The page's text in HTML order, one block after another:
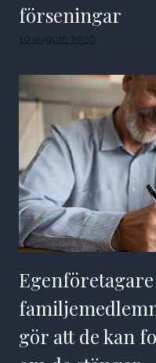
förseningar
10 augusti 2026
gör att de kan